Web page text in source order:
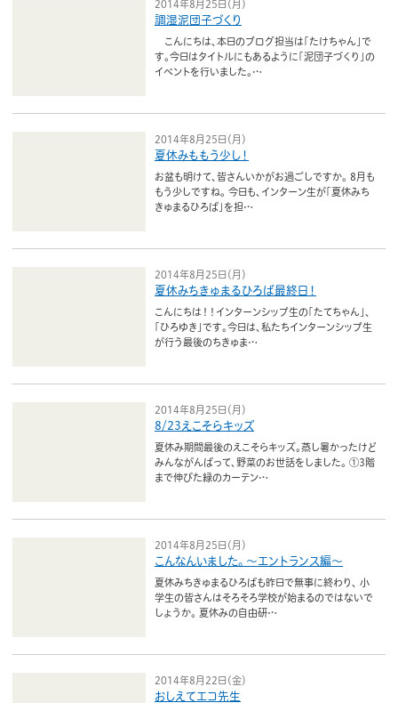
2014年8月25日（月）
調湿泥団子づくり
こんにちは、本日のブログ担当は「たけちゃん」で
す。今日はタイトルにもあるように「泥団子づくり」の
イベントを行いました。…
2014年8月25日（月）
夏休みももう少し！
お盆も明けて、皆さんいかがお過ごしですか。 8月も
もう少しですね。 今日も、インターン生が「夏休みち
きゅまるひろば」を担…
2014年8月25日（月）
夏休みちきゅまるひろば最終日！
こんにちは！！インターンシップ生の「たてちゃん」、
「ひろゆき」です。今日は、私たちインターンシップ生
が行う最後のちきゅま…
2014年8月25日（月）
8/23えこそらキッズ
夏休み期間最後のえこそらキッズ。蒸し暑かったけど
みんながんばって、野菜のお世話をしました。 ①3階
まで伸びた緑のカーテン…
2014年8月25日（月）
こんなんいました。 〜エントランス編〜
夏休みちきゅまるひろばも昨日で無事に終わり、 小
学生の皆さんはそろそろ学校が始まるのではないで
しょうか。 夏休みの自由研…
2014年8月22日（金）
おしえてエコ先生